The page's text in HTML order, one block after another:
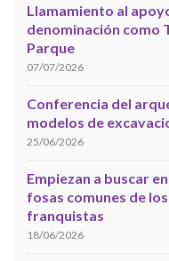
Llamamiento al
denominación como
Parque
07/07/2026
Conferencia del
modelos de
25/06/2026
Empiezan a buscar
fosas comunes de
franquistas
18/06/2026